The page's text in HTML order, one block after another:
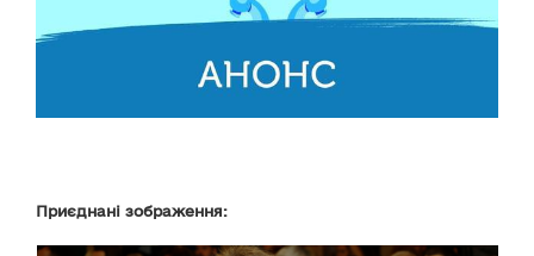
Приєднані зображення: